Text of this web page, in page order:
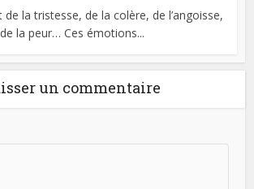
de la tristesse, de la colère, de l’angoisse,
de la peur… Ces émotions...
un commentaire